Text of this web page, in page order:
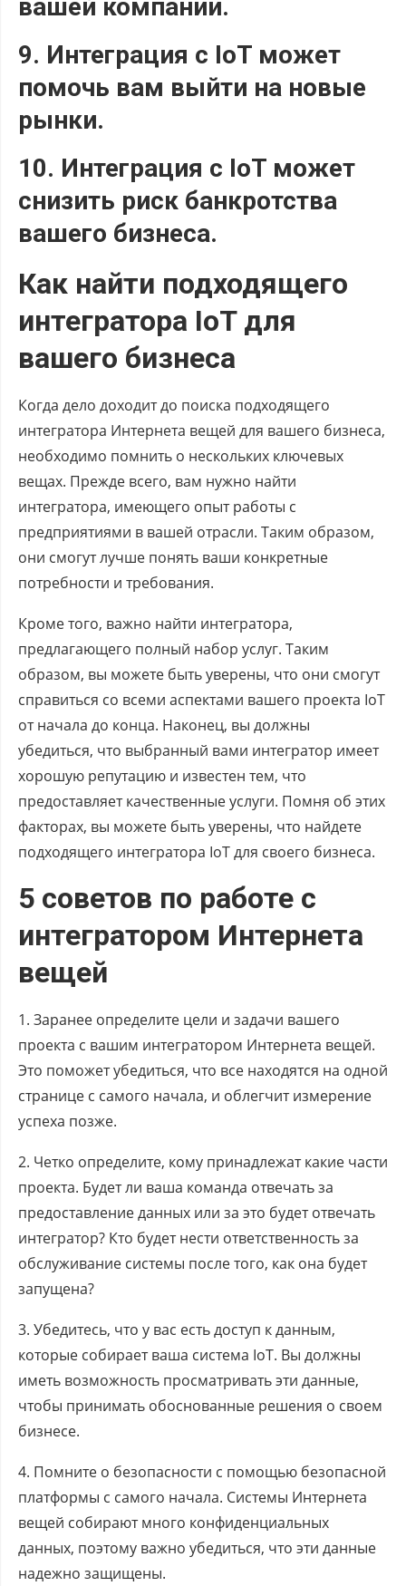
вашей компании.
9. Интеграция с IoT может
помочь вам выйти на новые
рынки.
10. Интеграция с IoT может
снизить риск банкротства
вашего бизнеса.
Как найти подходящего
интегратора IoT для
вашего бизнеса
Когда дело доходит до поиска подходящего
интегратора Интернета вещей для вашего бизнеса,
необходимо помнить о нескольких ключевых
вещах. Прежде всего, вам нужно найти
интегратора, имеющего опыт работы с
предприятиями в вашей отрасли. Таким образом,
они смогут лучше понять ваши конкретные
потребности и требования.
Кроме того, важно найти интегратора,
предлагающего полный набор услуг. Таким
образом, вы можете быть уверены, что они смогут
справиться со всеми аспектами вашего проекта IoT
от начала до конца. Наконец, вы должны
убедиться, что выбранный вами интегратор имеет
хорошую репутацию и известен тем, что
предоставляет качественные услуги. Помня об этих
факторах, вы можете быть уверены, что найдете
подходящего интегратора IoT для своего бизнеса.
5 советов по работе с
интегратором Интернета
вещей
1. Заранее определите цели и задачи вашего
проекта с вашим интегратором Интернета вещей.
Это поможет убедиться, что все находятся на одной
странице с самого начала, и облегчит измерение
успеха позже.
2. Четко определите, кому принадлежат какие части
проекта. Будет ли ваша команда отвечать за
предоставление данных или за это будет отвечать
интегратор? Кто будет нести ответственность за
обслуживание системы после того, как она будет
запущена?
3. Убедитесь, что у вас есть доступ к данным,
которые собирает ваша система IoT. Вы должны
иметь возможность просматривать эти данные,
чтобы принимать обоснованные решения о своем
бизнесе.
4. Помните о безопасности с помощью безопасной
платформы с самого начала. Системы Интернета
вещей собирают много конфиденциальных
данных, поэтому важно убедиться, что эти данные
надежно защищены.